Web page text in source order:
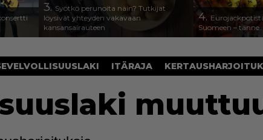
3. Syötkö perunoita näin? Tutkijat
löysivät yhteyden vakavaan
kansansairauteen
4.
Suomeen – tänne
ITÄRAJA